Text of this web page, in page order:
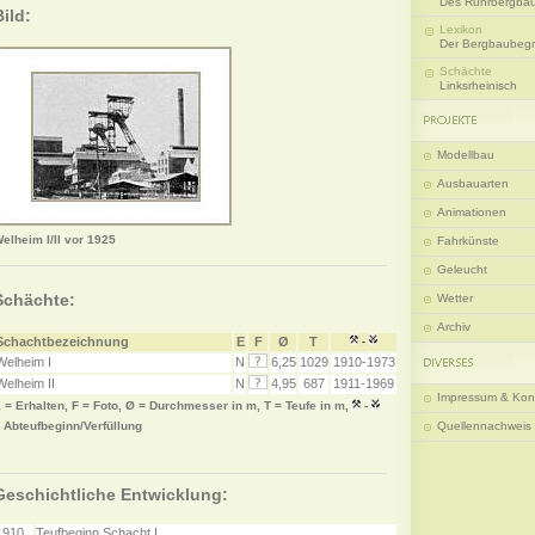
I/II vor 1925
E F Ø T -
I N 6,25 1029 1910-1973
II
N 4,95 687 1911-1969
= Erhalten, F = Foto, Ø = Durchmesser in m, T = Teufe in m,
-
Abteufbeginn/Verfüllung
Entwicklung:
Lexikon
Der
Schächte
Linksrheinisch
Modellbau
Ausbauarten
Animationen
Fahrkünste
Geleucht
Wetter
Archiv
Impressum &
Quellennachweis